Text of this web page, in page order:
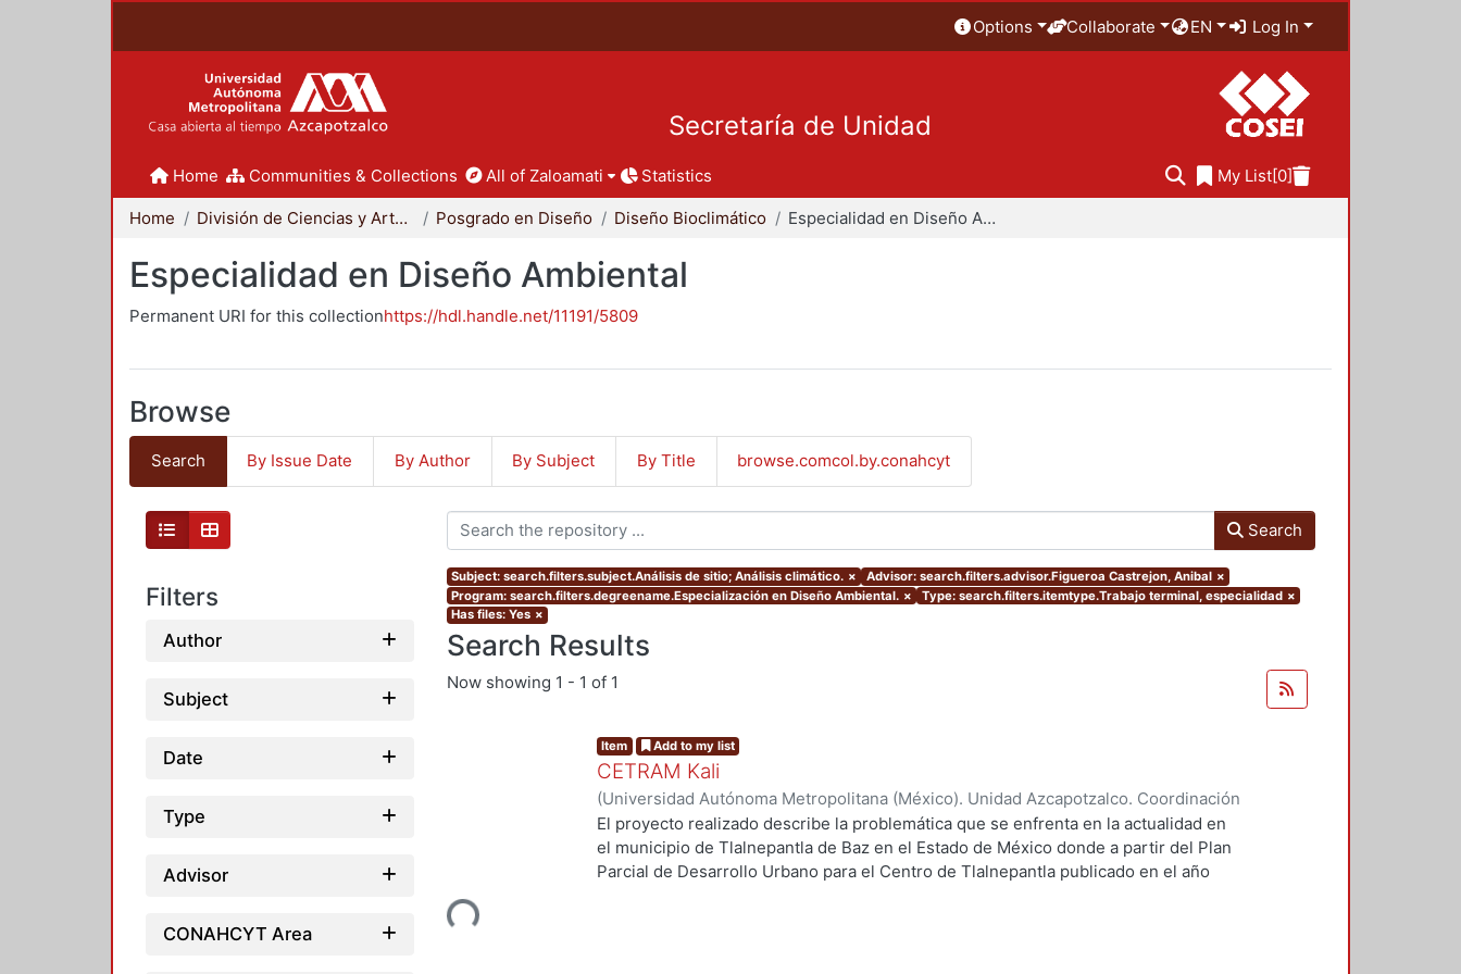
Options Collaborate EN Log In
Secretaría de Unidad
Home Communities & Collections All of Zaloamati Statistics My List[0]
Home División de Ciencias y Artes para el Diseño Posgrado en Diseño Diseño Bioclimático Especialidad en Diseño Ambiental
Especialidad en Diseño Ambiental
Permanent URI for this collectionhttps://hdl.handle.net/11191/5809
Browse
Search By Issue Date By Author By Subject By Title browse.comcol.by.conahcyt
Filters
Author
Subject
Date
Type
Advisor
CONAHCYT Area
Search
Subject: search.filters.subject.Análisis de sitio; Análisis climático. × Advisor: search.filters.advisor.Figueroa Castrejon, Anibal ×
Program: search.filters.degreename.Especialización en Diseño Ambiental. × Type: search.filters.itemtype.Trabajo terminal, especialidad ×
Has files: Yes ×
Search Results
Now showing 1 - 1 of 1
Loading...
Item Add to my list
CETRAM Kali
(Universidad Autónoma Metropolitana (México). Unidad Azcapotzalco. Coordinación
de Servicios de Información.,2018-09)Borjes Flores, Enya Kassandra;Díaz
Domínguez, Luis Enrique
El proyecto realizado describe la problemática que se enfrenta en la actualidad en
el municipio de Tlalnepantla de Baz en el Estado de México donde a partir del Plan
Parcial de Desarrollo Urbano para el Centro de Tlalnepantla publicado en el año